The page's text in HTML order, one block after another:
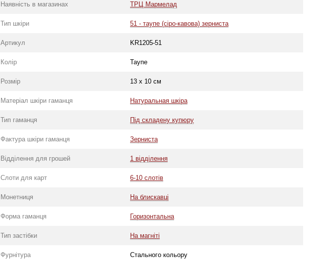
Наявність в магазинах ТРЦ Мармелад
Тип шкіри 51 - таупе (сіро-кавова) зерниста
Артикул KR1205-51
Колір Таупе
Розмір 13 х 10 см
Матеріал шкіри гаманця Натуральная шкіра
Тип гаманця Під складену купюру
Фактура шкіри гаманця Зерниста
Відділення для грошей 1 відділення
Слоти для карт 6-10 слотів
Монетниця На блискавці
Форма гаманця Горизонтальна
Тип застібки На магніті
Фурнітура Стального кольору